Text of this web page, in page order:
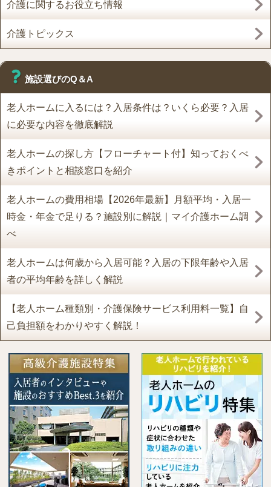
介護に関するお役立ち情報
介護トピックス
施設選びのQ＆A
老人ホームに入るには？入居条件は？いくら必要？入居
に必要な内容を徹底解説
老人ホームの探し方【フローチャート付】知っておくべ
きポイントと相談窓口を紹介
老人ホームの費用相場【2026年最新】月額平均・入居一
時金・年金で足りる？施設別に解説｜マイ介護ホーム調
べ
老人ホームは何歳から入居可能？入居の下限年齢や入居
者の平均年齢を詳しく解説
【老人ホーム種類別・介護保険サービス利用料一覧】自
己負担額をわかりやすく解説！